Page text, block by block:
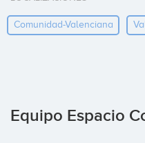
Comunidad-Valenciana
Equipo Espacio